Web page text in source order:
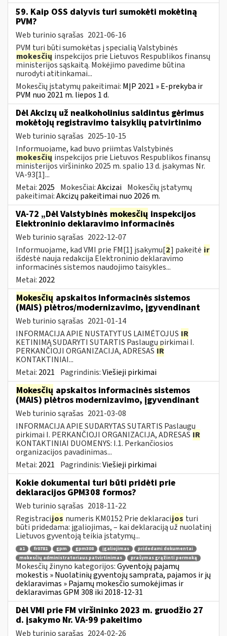
59. Kaip OSS dalyvis turi sumokėti mokėtiną
PVM?
Web turinio sąrašas 2021-06-16
PVM turi būti sumokėtas į specialią Valstybinės
mokesčių inspekcijos prie Lietuvos Respublikos finansų
ministerijos sąskaitą. Mokėjimo pavedime būtina
nurodyti atitinkamai...
Mokesčių įstatymų pakeitimai: MĮP 2021 » E-prekyba ir
PVM nuo 2021 m. liepos 1 d.
Dėl Akcizų už nealkoholinius saldintus gėrimus
mokėtojų registravimo taisyklių patvirtinimo
Web turinio sąrašas 2025-10-15
Informuojame, kad buvo priimtas Valstybinės
mokesčių inspekcijos prie Lietuvos Respublikos finansų
ministerijos viršininko 2025 m. spalio 13 d. įsakymas Nr.
VA-93[1]...
Metai: 2025 Mokesčiai:Akcizai Mokesčių įstatymų
pakeitimai:Akcizų pakeitimai nuo 2026 m.
VA-72 „Dėl Valstybinės mokesčių inspekcijos
Elektroninio deklaravimo informacinės
Web turinio sąrašas 2022-12-07
Informuojame, kad VMI prie FM[1] įsakymu[2] pakeitė ir
išdėstė nauja redakcija Elektroninio deklaravimo
informacinės sistemos naudojimo taisykles...
Metai: 2022
Mokesčių apskaitos informacinės sistemos
(MAIS) plėtros/modernizavimo, įgyvendinant
Web turinio sąrašas 2021-01-14
INFORMACIJA APIE NUSTATYTUS LAIMĖTOJUS IR
KETINIMĄ SUDARYTI SUTARTIS Paslaugų pirkimai I.
PERKANČIOJI ORGANIZACIJA, ADRESAS IR
KONTAKTINIAI...
Metai: 2021 Pagrindinis:Viešieji pirkimai
Mokesčių apskaitos informacinės sistemos
(MAIS) plėtros modernizavimo, įgyvendinant
Web turinio sąrašas 2021-03-08
INFORMACIJA APIE SUDARYTAS SUTARTIS Paslaugų
pirkimai I. PERKANČIOJI ORGANIZACIJA, ADRESAS IR
KONTAKTINIAI DUOMENYS: I.1. Perkančiosios
organizacijos pavadinimas...
Metai: 2021 Pagrindinis:Viešieji pirkimai
Kokie dokumentai turi būti pridėti prie
deklaracijos GPM308 formos?
Web turinio sąrašas 2018-11-22
Registracijos numeris KM0152 Prie deklaracijos turi
būti pridedama: įgaliojimas, – kai deklaraciją už nuolatinį
Lietuvos gyventoją teikia įstatymų...
a1 fr0781 gpm gpm308 įgaliojimas
pridedami dokumentai
mokesčių administratoriaus patvirtinimas
prašymas grąžinti permoką
Mokesčių žinyno kategorijos:Gyventojų pajamų
mokestis » Nuolatinių gyventojų samprata, pajamos ir jų
deklaravimas » Pajamų mokesčio sumokėjimas ir
deklaravimas GPM 308 iki 2018-12-31
Dėl VMI prie FM viršininko 2023 m. gruodžio 27
d. įsakymo Nr. VA-99 pakeitimo
Web turinio sąrašas 2024-02-26